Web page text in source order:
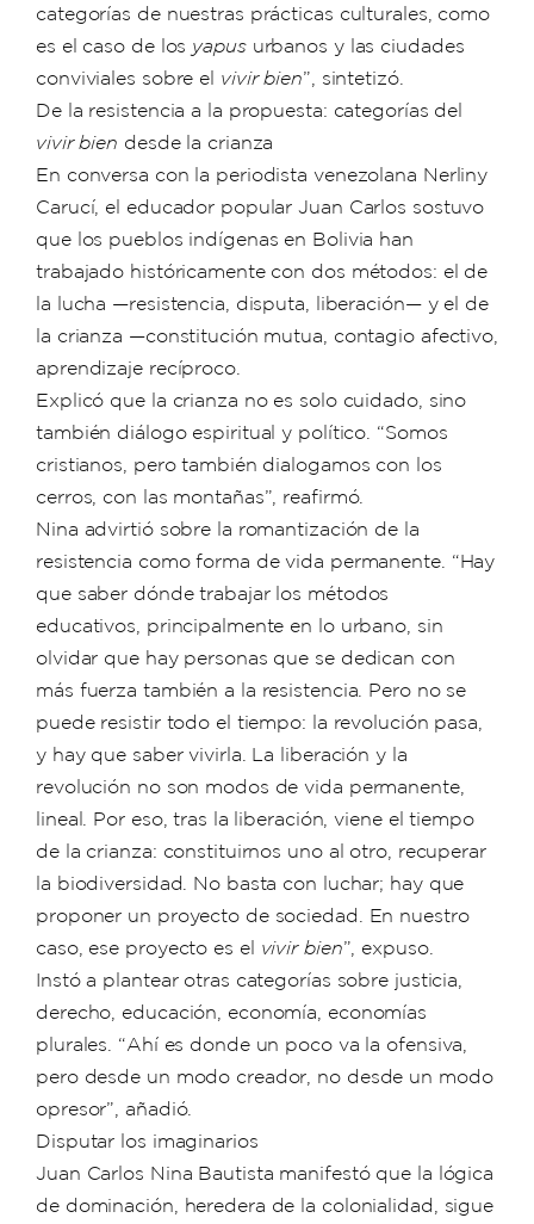
categorías de nuestras prácticas culturales, como
es el caso de los yapusurbanos y las ciudades
conviviales sobre el vivir bien”, sintetizó.
De la resistencia a la propuesta: categorías del
vivir bien desde la crianza
En conversa con la periodista venezolana Nerliny
Carucí, el educador popular Juan Carlos sostuvo
que los pueblos indígenas en Bolivia han
trabajado históricamente con dos métodos: el de
la lucha —resistencia, disputa, liberación— y el de
la crianza —constitución mutua, contagio afectivo,
aprendizaje recíproco.
Explicó que la crianza no es solo cuidado, sino
también diálogo espiritual y político. “Somos
cristianos, pero también dialogamos con los
cerros, con las montañas”, reafirmó.
Nina advirtió sobre la romantización de la
resistencia como forma de vida permanente. “Hay
que saber dónde trabajar los métodos
educativos, principalmente en lo urbano, sin
olvidar que hay personas que se dedican con
más fuerza también a la resistencia. Pero no se
puede resistir todo el tiempo: la revolución pasa,
y hay que saber vivirla. La liberación y la
revolución no son modos de vida permanente,
lineal. Por eso, tras la liberación, viene el tiempo
de la crianza: constituirnos uno al otro, recuperar
la biodiversidad. No basta con luchar; hay que
proponer un proyecto de sociedad. En nuestro
caso, ese proyecto es el vivir bien”, expuso.
Instó a plantear otras categorías sobre justicia,
derecho, educación, economía, economías
plurales. “Ahí es donde un poco va la ofensiva,
pero desde un modo creador, no desde un modo
opresor”, añadió.
Disputar los imaginarios
Juan Carlos Nina Bautista manifestó que la lógica
de dominación, heredera de la colonialidad, sigue